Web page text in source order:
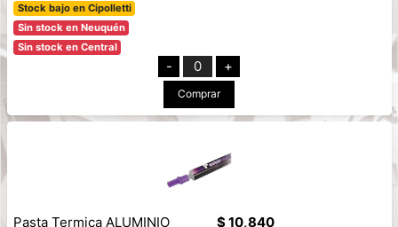
Stock bajo en Cipolletti
Sin stock en Neuquén
Sin stock en Central
- 0 +
Comprar
Pasta Termica ALUMINIO $ 10,840